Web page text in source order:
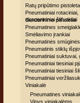
Ratų pripūtimo
Pneumatiniai rotaciniai,
ekscentriniai šlifuokliai
Sandarinimo pistoletai
Pneumatines
Smėliavimo įrankiai
Pneumatinės
Pneumatinis stiklų
Pneumatiniai suktuvai,
Pneumatiniai tiesiniai
Pneumatiniai tiesiniai
Pneumatiniai
Viniakalė
Pneumatines
Vinys viniakalėms